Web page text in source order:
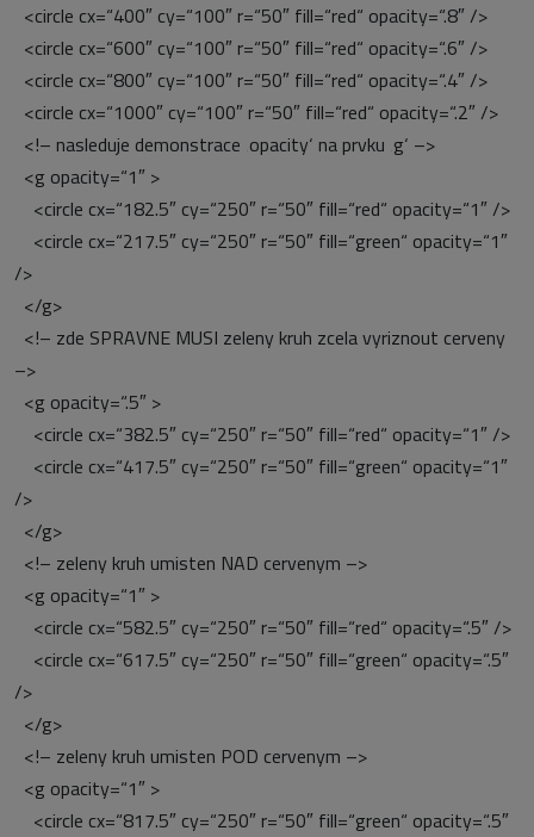
<circle cx=“400″ cy=“100″ r=“50″ fill=“red“ opacity=“.8″ />
<circle cx=“600″ cy=“100″ r=“50″ fill=“red“ opacity=“.6″ />
<circle cx=“800″ cy=“100″ r=“50″ fill=“red“ opacity=“.4″ />
<circle cx=“1000″ cy=“100″ r=“50″ fill=“red“ opacity=“.2″ />
<!– nasleduje demonstrace ‚opacity‘ na prvku ‚g‘ –>
<g opacity=“1″ >
<circle cx=“182.5″ cy=“250″ r=“50″ fill=“red“ opacity=“1″ />
<circle cx=“217.5″ cy=“250″ r=“50″ fill=“green“ opacity=“1″
/>
</g>
<!– zde SPRAVNE MUSI zeleny kruh zcela vyriznout cerveny
–>
<g opacity=“.5″ >
<circle cx=“382.5″ cy=“250″ r=“50″ fill=“red“ opacity=“1″ />
<circle cx=“417.5″ cy=“250″ r=“50″ fill=“green“ opacity=“1″
/>
</g>
<!– zeleny kruh umisten NAD cervenym –>
<g opacity=“1″ >
<circle cx=“582.5″ cy=“250″ r=“50″ fill=“red“ opacity=“.5″ />
<circle cx=“617.5″ cy=“250″ r=“50″ fill=“green“ opacity=“.5″
/>
</g>
<!– zeleny kruh umisten POD cervenym –>
<g opacity=“1″ >
<circle cx=“817.5″ cy=“250″ r=“50″ fill=“green“ opacity=“.5″